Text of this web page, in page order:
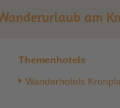
am
Themenhotels
Wanderhotels